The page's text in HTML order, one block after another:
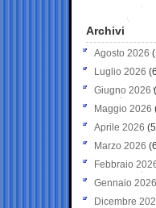
Archivi
Agosto 2026
Luglio 2026
Giugno 2026
Maggio 2026
Aprile 2026
Marzo 2026
Febbraio
Gennaio 2026
Dicembre